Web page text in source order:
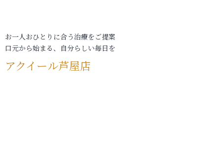
お一人おひとりに合う治療をご提案
口元から始まる、自分らしい毎日を
アクイール芦屋店